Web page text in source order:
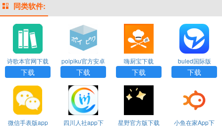
同类软件:
诗歌本官网下载
下载
poipiku官方安卓
下载
下载
嗨厨宝下载
下载
buled国际版
下载
微信手表版app
四川人社app下
星野官方版下载
小鱼在家App下